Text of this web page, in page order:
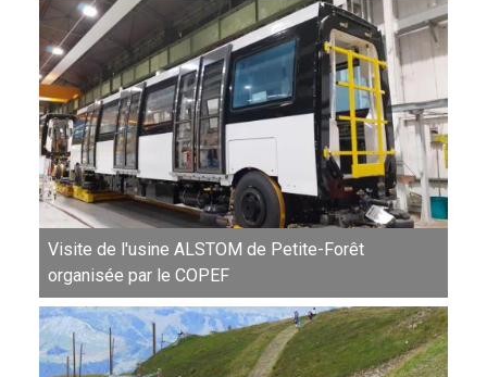
Visite de l'usine ALSTOM de Petite-Forêt
organisée par le COPEF